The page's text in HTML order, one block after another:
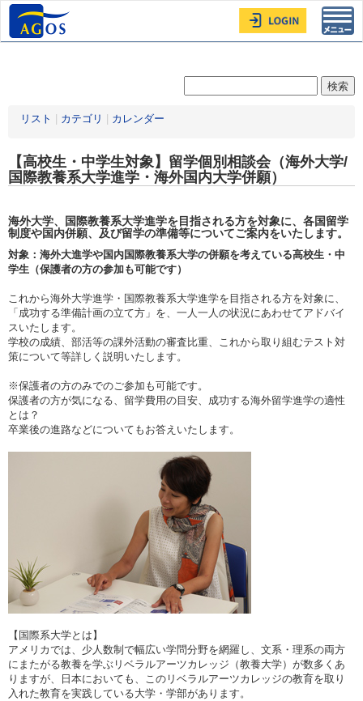
リスト カテゴリ カレンダー
【高校生・中学生対象】留学個別相談会（海外大学/
国際教養系大学進学・海外国内大学併願）
海外大学、国際教養系大学進学を目指される方を対象に、各国留学
制度や国内併願、及び留学の準備等についてご案内をいたします。
対象：海外大進学や国内国際教養系大学の併願を考えている高校生・中
学生（保護者の方の参加も可能です）
これから海外大学進学・国際教養系大学進学を目指される方を対象に、
「成功する準備計画の立て方」を、一人一人の状況にあわせてアドバイ
スいたします。
学校の成績、部活等の課外活動の審査比重、これから取り組むテスト対
策について等詳しく説明いたします。
※保護者の方のみでのご参加も可能です。
保護者の方が気になる、留学費用の目安、成功する海外留学進学の適性
とは？
卒業後の進路などについてもお答えいたします。
【国際系大学とは】
アメリカでは、少人数制で幅広い学問分野を網羅し、文系・理系の両方
にまたがる教養を学ぶリベラルアーツカレッジ（教養大学）が数多くあ
りますが、日本においても、このリベラルアーツカレッジの教育を取り
入れた教育を実践している大学・学部があります。